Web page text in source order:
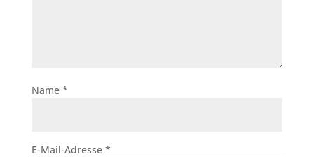
Name *
E-Mail-Adresse *